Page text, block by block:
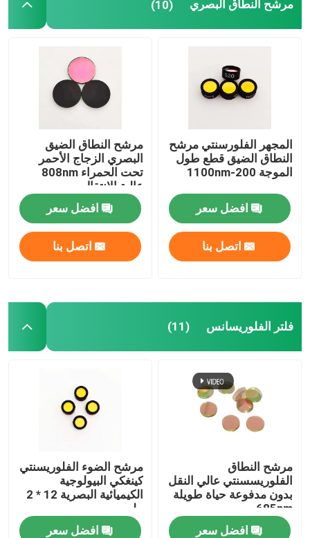
جولة في المعمل
ضبط الجودة
اتصل بنا
طلب اقتباس
مرشح النطاق البصري
فلتر الفلوريسانس
مرشح الفلاتر فوق البنود
زجاج الحماية الكهرومغناطيسي
مرشحات محلل الكيمياء الحيوية
مرشح مرور النطاق المرئي
مرشح النطاق البصري (10)
المجهر الفلورسنتي مرشح
النطاق الضيق قطع طول
الموجة 200-1100nm
افضل سعر
اتصل بنا
مرشح النطاق الضيق
البصري الزجاج الأحمر
تحت الحمراء 808nm
عالية الانتقال
افضل سعر
اتصل بنا
فلتر الفلوريسانس (11)
مرشح النطاق
الفلوريسسنتي عالي النقل
بدون مدفوعة حياة طويلة
685nm
افضل سعر
مرشح الضوء الفلوريسنتي
كينغكي البيولوجية
الكيميائية البصرية 12 * 2
ملم
افضل سعر